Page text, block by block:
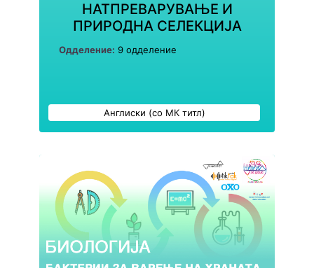
НАТПРЕВАРУВАЊЕ И
ПРИРОДНА СЕЛЕКЦИЈА
Одделение: 9 одделение
Англиски (со МК титл)